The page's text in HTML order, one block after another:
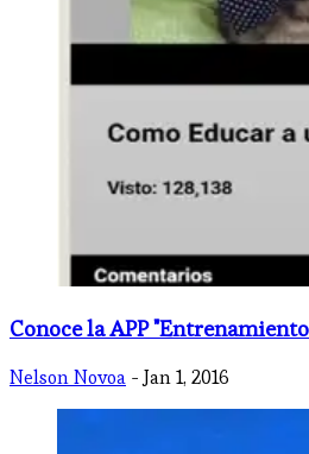
Conoce la APP
Nelson Novoa - Jan 1, 2016